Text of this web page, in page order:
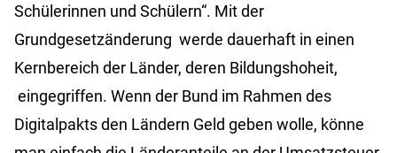
Schülerinnen und Schülern“. Mit der
Grundgesetzänderung werde dauerhaft in einen
Kernbereich der Länder, deren Bildungshoheit,
eingegriffen. Wenn der Bund im Rahmen des
Digitalpakts den Ländern Geld geben wolle, könne